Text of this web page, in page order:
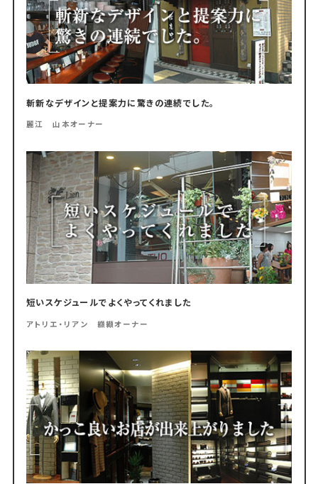
斬新なデザインと提案力に驚きの連続でした。
麗江 山本オーナー
短いスケジュールでよくやってくれました
アトリエ・リアン 纐纈オーナー